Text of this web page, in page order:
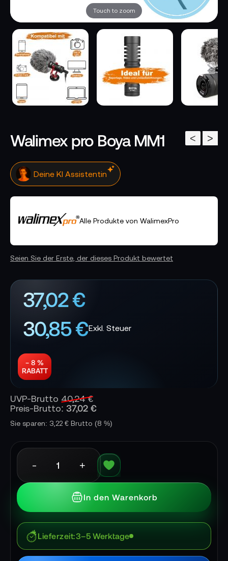
Touch to zoom
>
<
Walimex pro Boya MM1
Deine KI Assistentin
Alle Produkte von WalimexPro
Seien Sie der Erste, der dieses Produkt bewertet
37,02 €
30,85 €
− 8 %
RABATT
UVP-Brutto 40,24 €
Preis-Brutto: 37,02 €
Sie sparen: 3,22 € Brutto (8 %)
- +
In den Warenkorb
Lieferzeit 3–5 Werktage